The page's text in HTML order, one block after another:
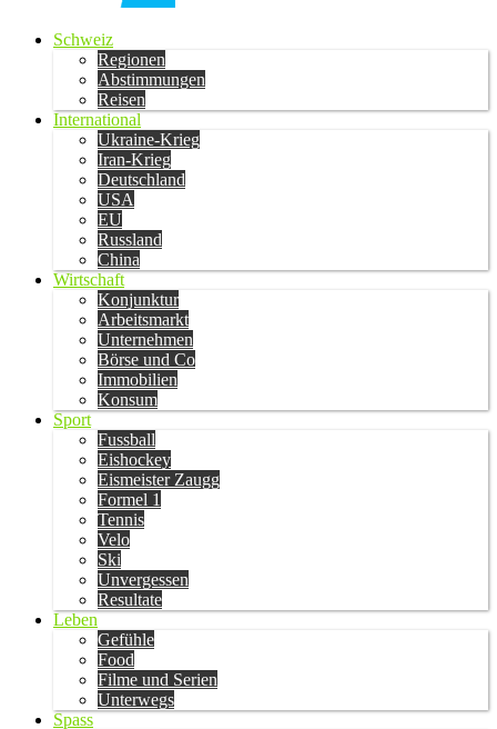
Schweiz
Regionen
Abstimmungen
Reisen
International
Ukraine-Krieg
Iran-Krieg
Deutschland
USA
EU
Russland
China
Wirtschaft
Konjunktur
Arbeitsmarkt
Unternehmen
Börse und Co
Immobilien
Konsum
Sport
Fussball
Eishockey
Eismeister Zaugg
Formel 1
Tennis
Velo
Ski
Unvergessen
Resultate
Leben
Gefühle
Food
Filme und Serien
Unterwegs
Spass